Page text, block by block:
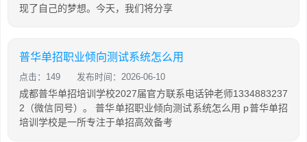
现了自己的梦想。今天，我们将分享
普华单招职业倾向测试系统怎么用
点击：149 发布时间：2026-06-10
成都普华单招培训学校2027届官方联系电话钟老师1334883237
2（微信同号）。 普华单招职业倾向测试系统怎么用 p普华单招
培训学校是一所专注于单招高效备考